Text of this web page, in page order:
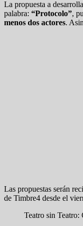
La propuesta a
palabra: “Protocolo”,
menos dos actores.
Las propuestas serán
de Timbre4 desde el
Teatro sin